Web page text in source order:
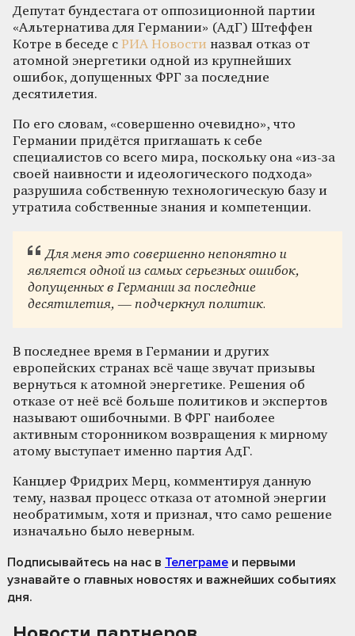
Депутат бундестага от оппозиционной партии
«Альтернатива для Германии» (АдГ) Штеффен
Котре в беседе с РИА Новости назвал отказ от
атомной энергетики одной из крупнейших
ошибок, допущенных ФРГ за последние
десятилетия.
По его словам, «совершенно очевидно», что
Германии придётся приглашать к себе
специалистов со всего мира, поскольку она «из-за
своей наивности и идеологического подхода»
разрушила собственную технологическую базу и
утратила собственные знания и компетенции.
Для меня это совершенно непонятно и
является одной из самых серьезных ошибок,
допущенных в Германии за последние
десятилетия, — подчеркнул политик.
В последнее время в Германии и других
европейских странах всё чаще звучат призывы
вернуться к атомной энергетике. Решения об
отказе от неё всё больше политиков и экспертов
называют ошибочными. В ФРГ наиболее
активным сторонником возвращения к мирному
атому выступает именно партия АдГ.
Канцлер Фридрих Мерц, комментируя данную
тему, назвал процесс отказа от атомной энергии
необратимым, хотя и признал, что само решение
изначально было неверным.
Подписывайтесь на нас в Телеграме и первыми
узнавайте о главных новостях и важнейших событиях
дня.